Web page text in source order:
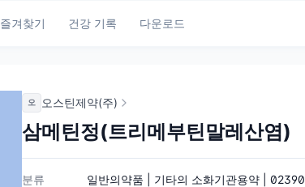
즐겨찾기 건강 기록 다운로드
오 오스틴제약(주)
삼메틴정(트리메부틴말레산염)
분류
일반의약품 | 기타의 소화기관용약 | 02390